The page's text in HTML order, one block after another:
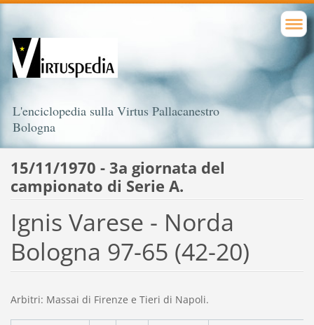
L'enciclopedia sulla Virtus Pallacanestro
Bologna
15/11/1970 - 3a giornata del
campionato di Serie A.
Ignis Varese - Norda
Bologna 97-65 (42-20)
Arbitri: Massai di Firenze e Tieri di Napoli.